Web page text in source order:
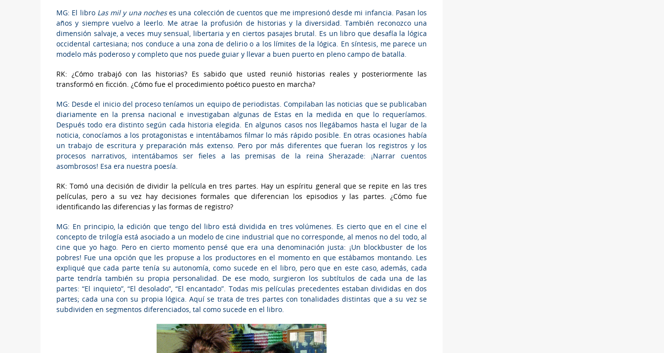
MG: El libro Las mil y una nocheses una colección de cuentos que me impresionó desde mi infancia. Pasan los
años y siempre vuelvo a leerlo. Me atrae la profusión de historias y la diversidad. También reconozco una
dimensión salvaje, a veces muy sensual, libertaria y en ciertos pasajes brutal. Es un libro que desafía la lógica
occidental cartesiana; nos conduce a una zona de delirio o a los límites de la lógica. En síntesis, me parece un
modelo más poderoso y completo que nos puede guiar y llevar a buen puerto en pleno campo de batalla.
RK: ¿Cómo trabajó con las historias? Es sabido que usted reunió historias reales y posteriormente las
transformó en ficción. ¿Cómo fue el procedimiento poético puesto en marcha?
MG: Desde el inicio del proceso teníamos un equipo de periodistas. Compilaban las noticias que se publicaban
diariamente en la prensa nacional e investigaban algunas de Estas en la medida en que lo requeríamos.
Después todo era distinto según cada historia elegida. En algunos casos nos llegábamos hasta el lugar de la
noticia, conocíamos a los protagonistas e intentábamos filmar lo más rápido posible. En otras ocasiones había
un trabajo de escritura y preparación más extenso. Pero por más diferentes que fueran los registros y los
procesos narrativos, intentábamos ser fieles a las premisas de la reina Sherazade: ¡Narrar cuentos
asombrosos! Esa era nuestra poesía.
RK: Tomó una decisión de dividir la película en tres partes. Hay un espíritu general que se repite en las tres
películas, pero a su vez hay decisiones formales que diferencian los episodios y las partes. ¿Cómo fue
identificando las diferencias y las formas de registro?
MG: En principio, la edición que tengo del libro está dividida en tres volúmenes. Es cierto que en el cine el
concepto de trilogía está asociado a un modelo de cine industrial que no corresponde, al menos no del todo, al
cine que yo hago. Pero en cierto momento pensé que era una denominación justa: ¡Un blockbuster de los
pobres! Fue una opción que les propuse a los productores en el momento en que estábamos montando. Les
expliqué que cada parte tenía su autonomía, como sucede en el libro, pero que en este caso, además, cada
parte tendría también su propia personalidad. De ese modo, surgieron los subtítulos de cada una de las
partes: “El inquieto”, “El desolado”, “El encantado”. Todas mis películas precedentes estaban divididas en dos
partes; cada una con su propia lógica. Aquí se trata de tres partes con tonalidades distintas que a su vez se
subdividen en segmentos diferenciados, tal como sucede en el libro.